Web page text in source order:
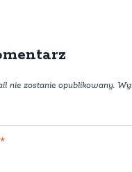
nie zostanie opublikowany.
*